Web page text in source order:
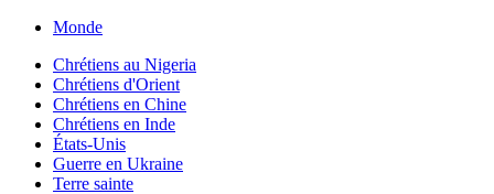
Monde
Chrétiens au Nigeria
Chrétiens d'Orient
Chrétiens en Chine
Chrétiens en Inde
États-Unis
Guerre en Ukraine
Terre sainte